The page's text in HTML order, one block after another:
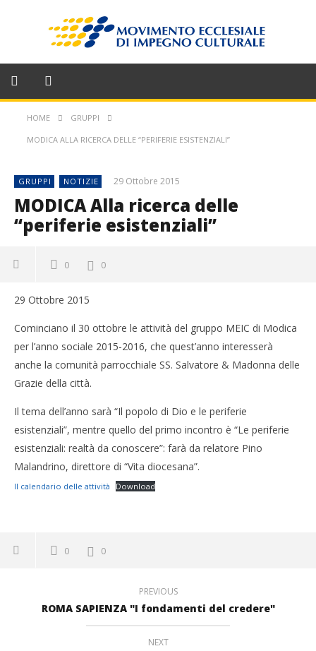
HOME GRUPPI
MODICA ALLA RICERCA DELLE “PERIFERIE ESISTENZIALI”
GRUPPI NOTIZIE 29 Ottobre 2015
MODICA Alla ricerca delle
“periferie esistenziali”
0 0
29 Ottobre 2015
Cominciano il 30 ottobre le attività del gruppo MEIC di Modica
per l’anno sociale 2015-2016, che quest’anno interesserà
anche la comunità parrocchiale SS. Salvatore & Madonna delle
Grazie della città.
Il tema dell’anno sarà “Il popolo di Dio e le periferie
esistenziali”, mentre quello del primo incontro è “Le periferie
esistenziali: realtà da conoscere”: farà da relatore Pino
Malandrino, direttore di “Vita diocesana”.
Il calendario delle attività Download
0 0
PREVIOUS
ROMA SAPIENZA "I fondamenti del credere"
NEXT